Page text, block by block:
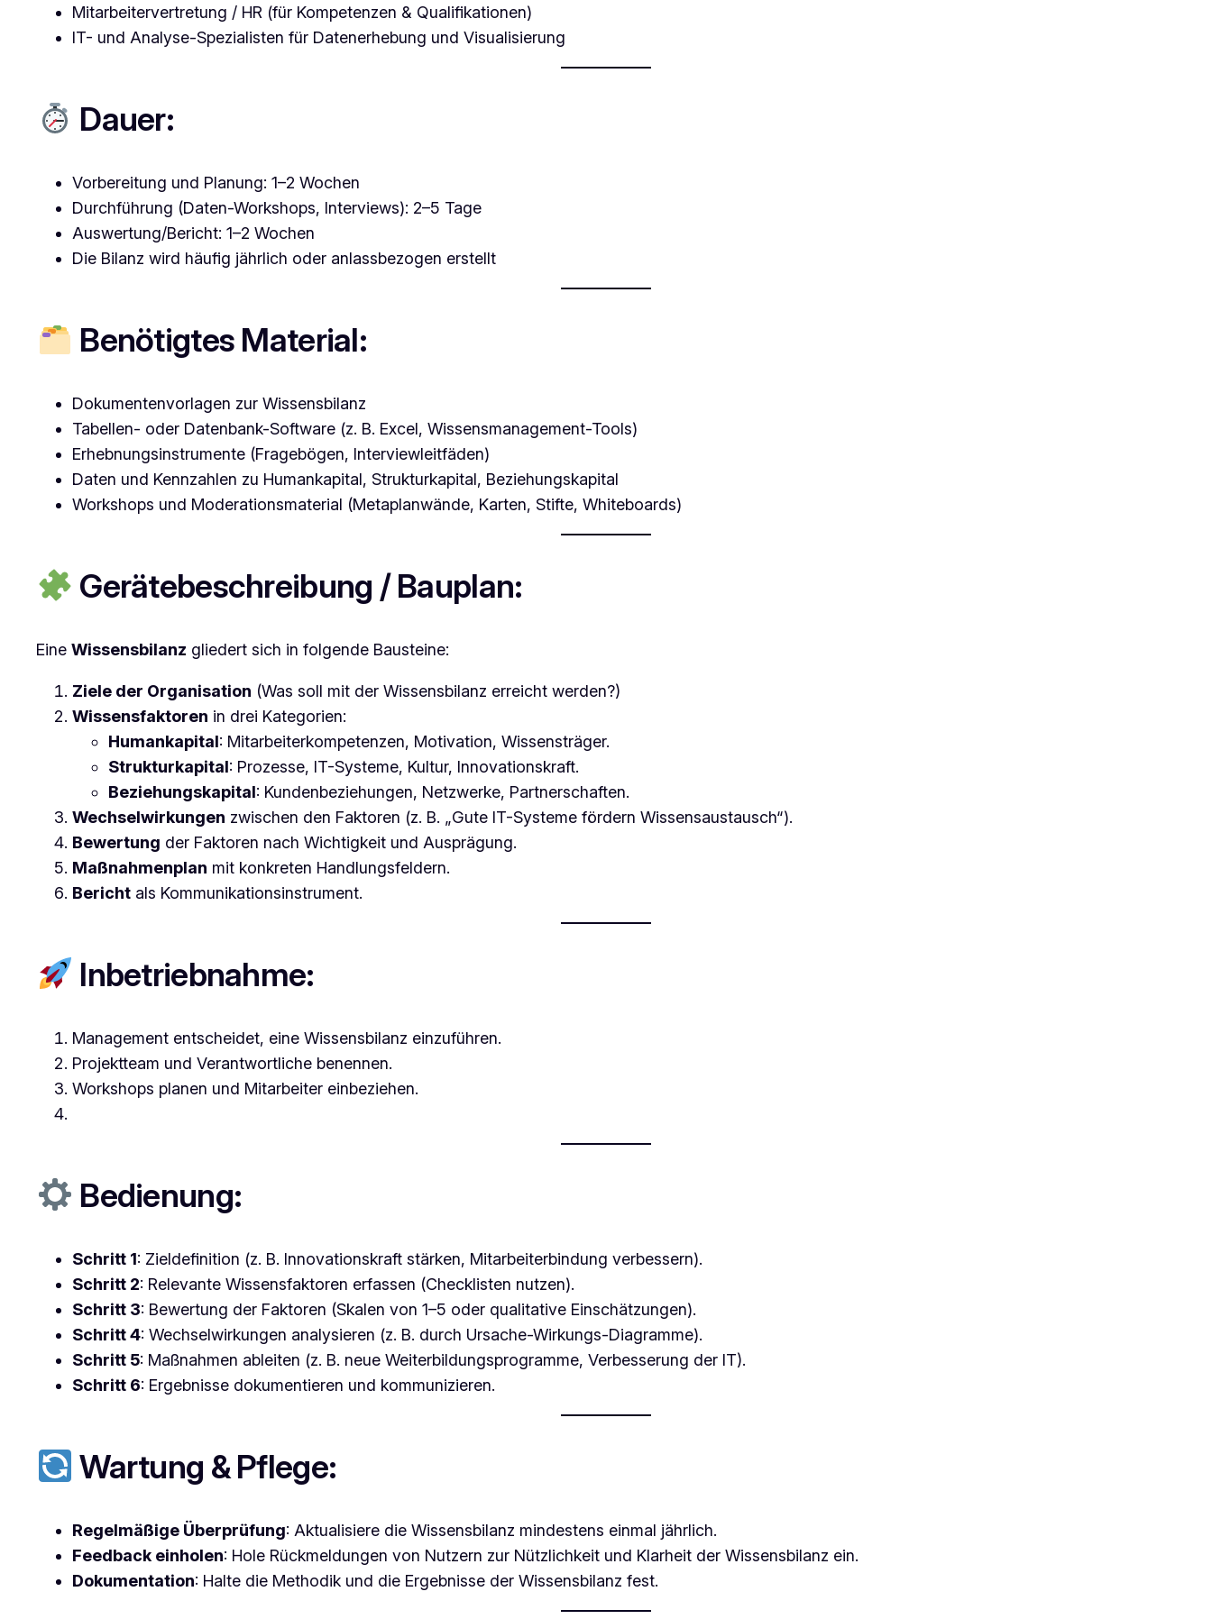
Mitarbeitervertretung / HR (für Kompetenzen & Qualifikationen)
IT- und Analyse-Spezialisten für Datenerhebung und Visualisierung
Dauer:
Vorbereitung und Planung: 1–2 Wochen
Durchführung (Daten-Workshops, Interviews): 2–5 Tage
Auswertung/Bericht: 1–2 Wochen
Die Bilanz wird häufig jährlich oder anlassbezogen erstellt
Benötigtes Material:
Dokumentenvorlagen zur Wissensbilanz
Tabellen- oder Datenbank-Software (z. B. Excel, Wissensmanagement-Tools)
Erhebnungsinstrumente (Fragebögen, Interviewleitfäden)
Daten und Kennzahlen zu Humankapital, Strukturkapital, Beziehungskapital
Workshops und Moderationsmaterial (Metaplanwände, Karten, Stifte, Whiteboards)
Gerätebeschreibung / Bauplan:
Eine Wissensbilanz gliedert sich in folgende Bausteine:
Ziele der Organisation (Was soll mit der Wissensbilanz erreicht werden?)
Wissensfaktoren in drei Kategorien:
Humankapital: Mitarbeiterkompetenzen, Motivation, Wissensträger.
Strukturkapital: Prozesse, IT-Systeme, Kultur, Innovationskraft.
Beziehungskapital: Kundenbeziehungen, Netzwerke, Partnerschaften.
Wechselwirkungen zwischen den Faktoren (z. B. „Gute IT-Systeme fördern Wissensaustausch“).
Bewertung der Faktoren nach Wichtigkeit und Ausprägung.
Maßnahmenplan mit konkreten Handlungsfeldern.
Bericht als Kommunikationsinstrument.
Inbetriebnahme:
Management entscheidet, eine Wissensbilanz einzuführen.
Projektteam und Verantwortliche benennen.
Workshops planen und Mitarbeiter einbeziehen.
Bedienung:
Schritt 1: Zieldefinition (z. B. Innovationskraft stärken, Mitarbeiterbindung verbessern).
Schritt 2: Relevante Wissensfaktoren erfassen (Checklisten nutzen).
Schritt 3: Bewertung der Faktoren (Skalen von 1–5 oder qualitative Einschätzungen).
Schritt 4: Wechselwirkungen analysieren (z. B. durch Ursache-Wirkungs-Diagramme).
Schritt 5: Maßnahmen ableiten (z. B. neue Weiterbildungsprogramme, Verbesserung der IT).
Schritt 6: Ergebnisse dokumentieren und kommunizieren.
Wartung & Pflege:
Regelmäßige Überprüfung: Aktualisiere die Wissensbilanz mindestens einmal jährlich.
Feedback einholen: Hole Rückmeldungen von Nutzern zur Nützlichkeit und Klarheit der Wissensbilanz ein.
Dokumentation: Halte die Methodik und die Ergebnisse der Wissensbilanz fest.